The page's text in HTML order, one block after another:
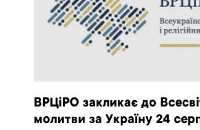
ВРЦіРО закликає до
молитви за Україну 24